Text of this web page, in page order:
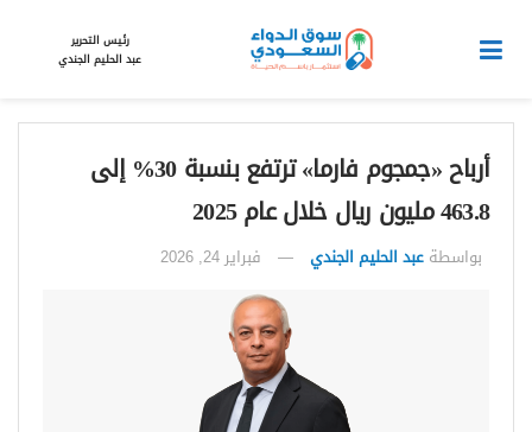
رئيس التحرير
عبد الحليم الجندي
أرباح «جمجوم فارما» ترتفع بنسبة 30% إلى
463.8 مليون ريال خلال عام 2025
بواسطة عبد الحليم الجندي فبراير 24, 2026